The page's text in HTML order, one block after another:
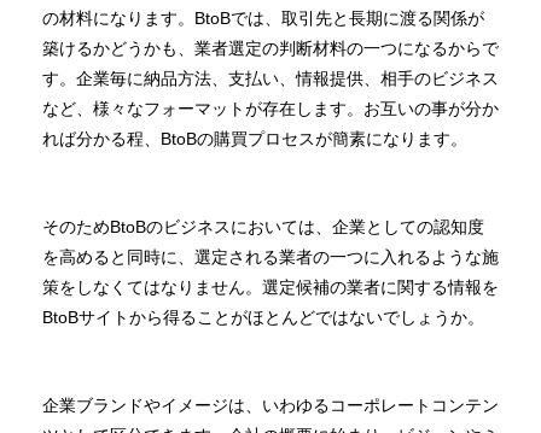
の材料になります。BtoBでは、取引先と長期に渡る関係が
築けるかどうかも、業者選定の判断材料の一つになるからで
す。企業毎に納品方法、支払い、情報提供、相手のビジネス
など、様々なフォーマットが存在します。お互いの事が分か
れば分かる程、BtoBの購買プロセスが簡素になります。
そのためBtoBのビジネスにおいては、企業としての認知度
を高めると同時に、選定される業者の一つに入れるような施
策をしなくてはなりません。選定候補の業者に関する情報を
BtoBサイトから得ることがほとんどではないでしょうか。
企業ブランドやイメージは、いわゆるコーポレートコンテン